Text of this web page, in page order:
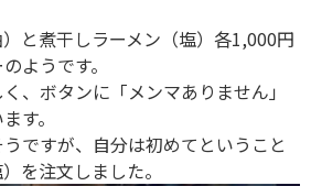
と煮干しラーメン（塩）各1,000円
ようです。
、ボタンに「メンマありません」
す。
ですが、自分は初めてということ
を注文しました。